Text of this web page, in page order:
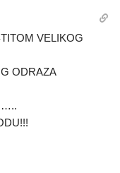
VELIKOG
ODRAZA